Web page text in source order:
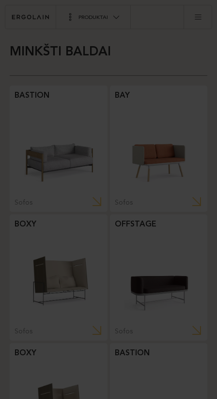
PRODUKTAI
MINKŠTI BALDAI
BASTION
Sofos
BAY
Sofos
BOXY
Sofos
OFFSTAGE
Sofos
BOXY BASTION